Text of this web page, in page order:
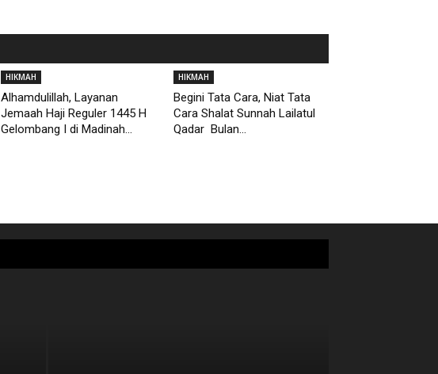
HIKMAH
Alhamdulillah, Layanan
Jemaah Haji Reguler 1445 H
Gelombang I di Madinah...
HIKMAH
Begini Tata Cara, Niat Tata
Cara Shalat Sunnah Lailatul
Qadar Bulan...